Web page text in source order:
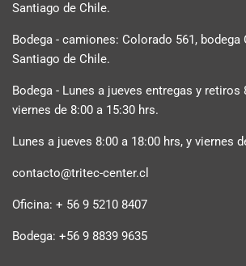
Santiago de Chile.
Bodega - camiones: Colorado 561, bodega
Santiago de Chile.
Bodega - Lunes a jueves entregas y retiros
viernes de 8:00 a 15:30 hrs.
Lunes a jueves 8:00 a 18:00 hrs, y viernes
contacto@tritec-center.cl
Oficina: + 56 9 5210 8407
Bodega: +56 9 8839 9635